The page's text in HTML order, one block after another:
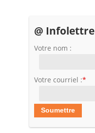
@ Infolettre
Votre nom :
Votre courriel :*